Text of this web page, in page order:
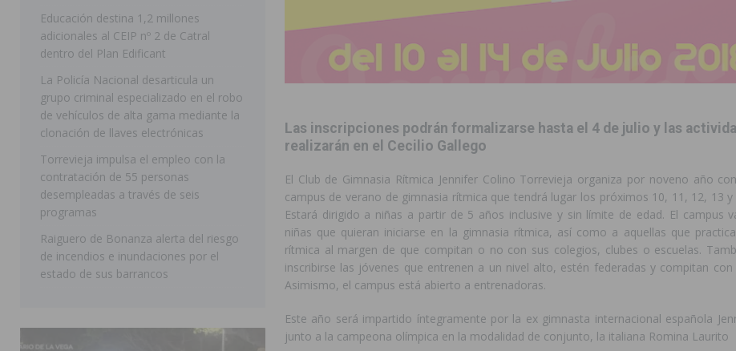
FEGADO 2026 cierra con un balance histórico y consolida a Dolores como referente ganadero de la CV
DOLORES
Los Montesinos refuerza su apoyo a la cultura local con nuevos convenios de colaboración
MONTESINOS
[ 07/08/2026 ]
Orihuela cumple los objetivos de ‘Refluye Mi Río’ y recibirá 3,3 millones de la Fundación Biodiversidad
ORIHUELA
Las inscripciones podrán formalizarse hasta el 4 de julio y las
realizarán en el Cecilio Gallego
El Club de Gimnasia Rítmica Jennifer Colino Torrevieja organiza por noveno año
campus de verano de gimnasia rítmica que tendrá lugar los próximos 10, 11, 12, 13
Estará dirigido a niñas a partir de 5 años inclusive y sin límite de edad. El campus
niñas que quieran iniciarse en la gimnasia rítmica, así como a aquellas que
rítmica al margen de que compitan o no con sus colegios, clubes o escuelas.
inscribirse las jóvenes que entrenen a un nivel alto, estén federadas y compitan con
Asimismo, el campus está abierto a entrenadoras.
Este año será impartido íntegramente por la ex gimnasta internacional española
junto a la campeona olímpica en la modalidad de conjunto, la italiana Romina Laurito
Educación destina 1,2 millones
adicionales al CEIP nº 2 de Catral
dentro del Plan Edificant
La Policía Nacional desarticula un
grupo criminal especializado en el robo
de vehículos de alta gama mediante la
clonación de llaves electrónicas
Torrevieja impulsa el empleo con la
contratación de 55 personas
desempleadas a través de seis
programas
Raiguero de Bonanza alerta del riesgo
de incendios e inundaciones por el
estado de sus barrancos